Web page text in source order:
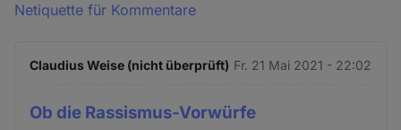
Netiquette für Kommentare
Claudius Weise (nicht überprüft) Fr. 21 Mai 2021 - 22:02
Ob die Rassismus-Vorwürfe